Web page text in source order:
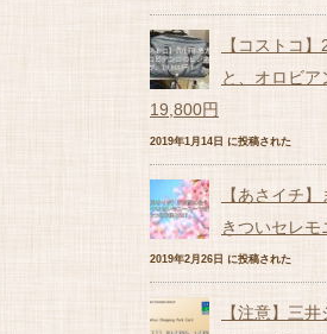
【コストコ
と、オロビ
19,800円
2019年1月14日 に投稿された
【あさイチ
きついセレモ
2019年2月26日 に投稿された
【注意】三